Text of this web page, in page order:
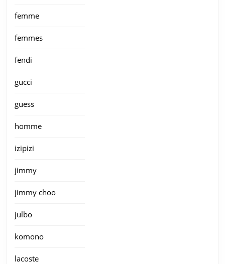
femme
femmes
fendi
gucci
guess
homme
izipizi
jimmy
jimmy choo
julbo
komono
lacoste